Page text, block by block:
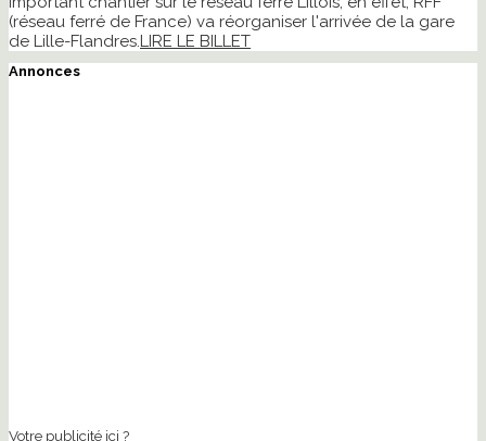
(réseau ferré de France) va réorganiser l'arrivée de la gare
de Lille-Flandres.LIRE LE BILLET
Annonces
Votre publicité ici ?